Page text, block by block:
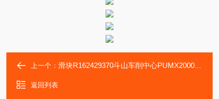
上一个：滑块R162429370斗山车削中心PUMX2000机床R162429372轴承
返回列表